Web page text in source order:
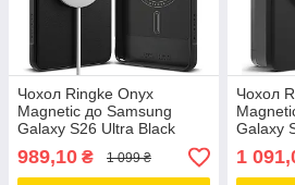
Чохол Ringke Onyx
Magnetic до Samsung
Galaxy S26 Ultra Black
(OMG1240E55)
989,10 ₴ 1 099 ₴
Чохол
Galaxy
1